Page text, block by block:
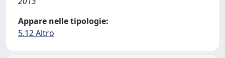
Appare nelle tipologie:
5.12 Altro